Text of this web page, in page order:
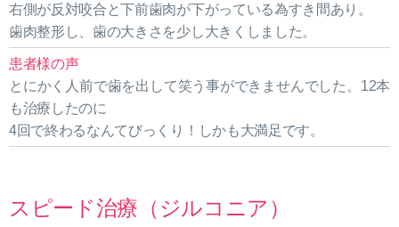
右側が反対咬合と下前歯肉が下がっている為すき間あり。
歯肉整形し、歯の大きさを少し大きくしました。
患者様の声
とにかく人前で歯を出して笑う事ができませんでした。12本
も治療したのに
4回で終わるなんてびっくり！しかも大満足です。
スピード治療（ジルコニア）